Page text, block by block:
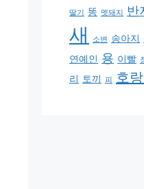
딸기 똥 멧돼지 반
새 소변 송아지
연예인 용 이빨
리 토끼 피 호